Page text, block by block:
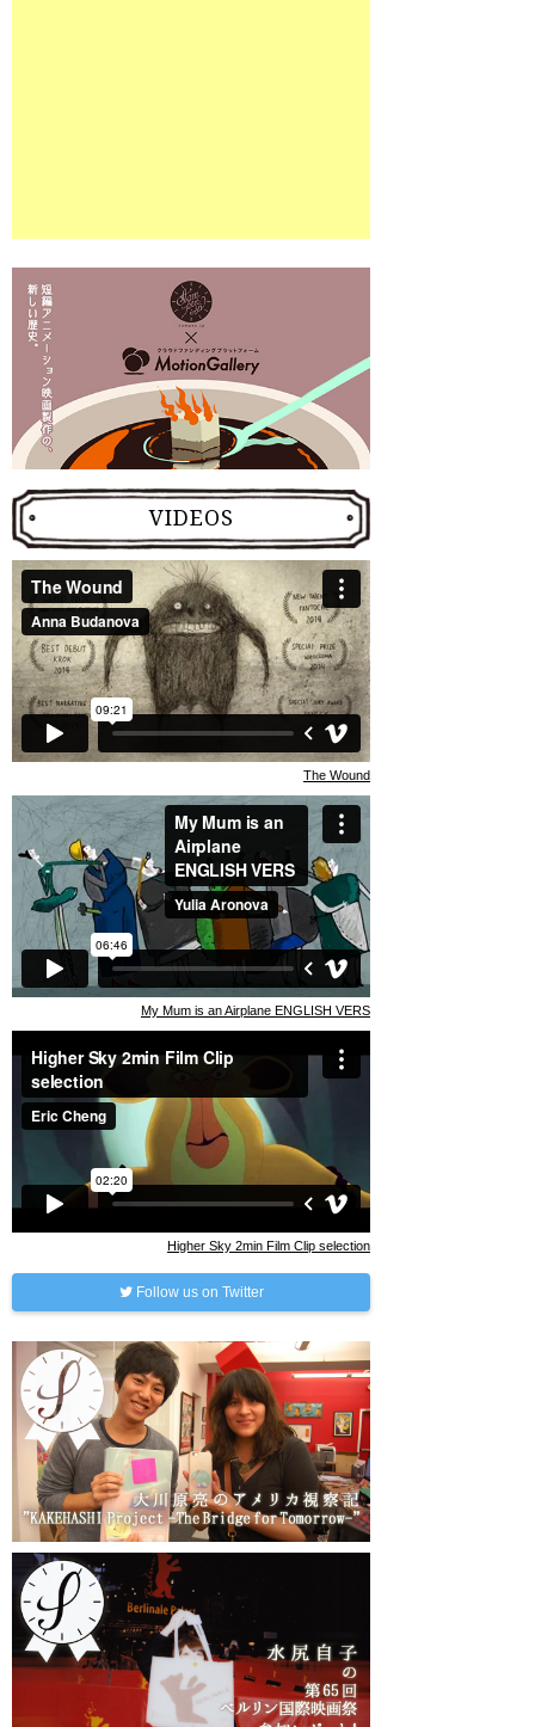
VIDEOS
The Wound
My Mum is an Airplane ENGLISH VERS
Higher Sky 2min Film Clip selection
Follow us on Twitter